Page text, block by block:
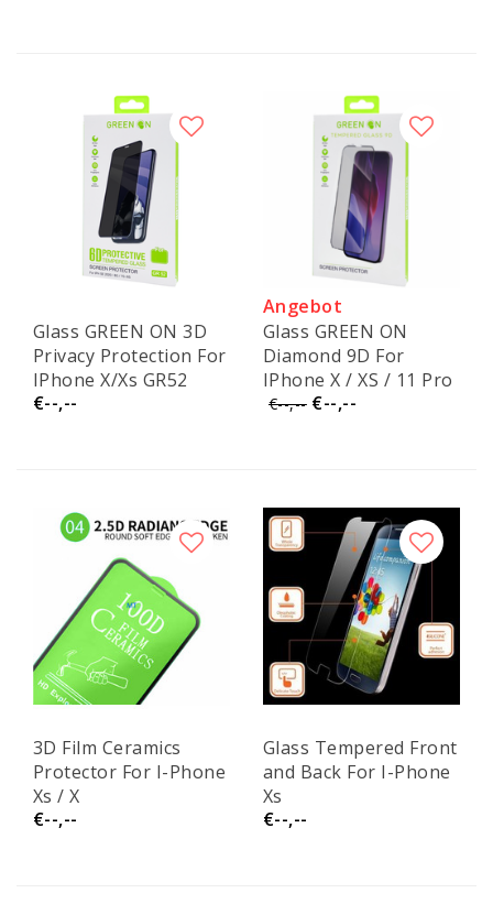
Glass GREEN ON 3D
Privacy Protection For
IPhone X/Xs GR52
€--,--
Angebot
Glass GREEN ON
Diamond 9D For
IPhone X / XS / 11 Pro
GR50
€--,-- €--,--
3D Film Ceramics
Protector For I-Phone
Xs / X
€--,--
Glass Tempered Front
and Back For I-Phone
Xs
€--,--